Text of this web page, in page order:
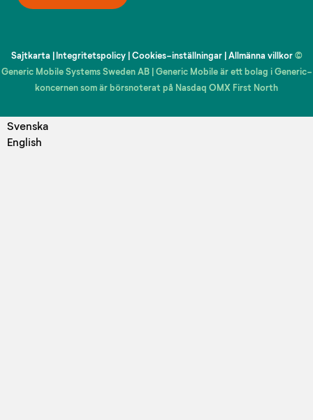
Sajtkarta|Integritetspolicy|Cookies-inställningar|Allmänna villkor ©
Generic Mobile Systems Sweden AB | Generic Mobile är ett bolag i Generic-
koncernen som är börsnoterat på Nasdaq OMX First North
Svenska
English